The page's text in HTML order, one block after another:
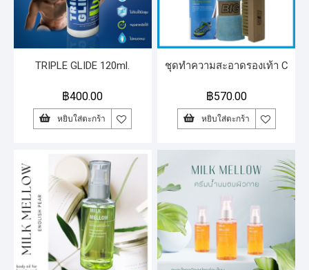
TRIPLE GLIDE 120ml.
฿400.00
หยิบใส่ตะกร้า
ชุดทำความสะอาดรองเท้า C
฿570.00
หยิบใส่ตะกร้า